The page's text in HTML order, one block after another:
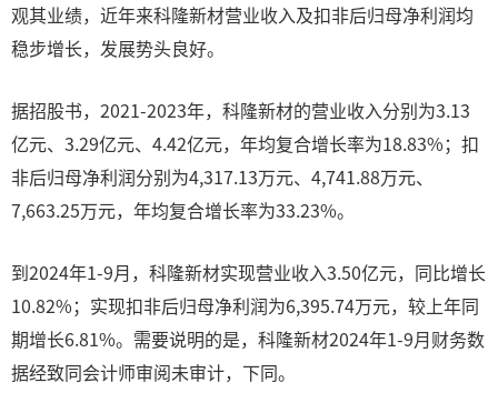
观其业绩，近年来科隆新材营业收入及扣非后归母净利润均
稳步增长，发展势头良好。
据招股书，2021-2023年，科隆新材的营业收入分别为3.13
亿元、3.29亿元、4.42亿元，年均复合增长率为18.83%；扣
非后归母净利润分别为4,317.13万元、4,741.88万元、
7,663.25万元，年均复合增长率为33.23%。
到2024年1-9月，科隆新材实现营业收入3.50亿元，同比增长
10.82%；实现扣非后归母净利润为6,395.74万元，较上年同
期增长6.81%。需要说明的是，科隆新材2024年1-9月财务数
据经致同会计师审阅未审计，下同。